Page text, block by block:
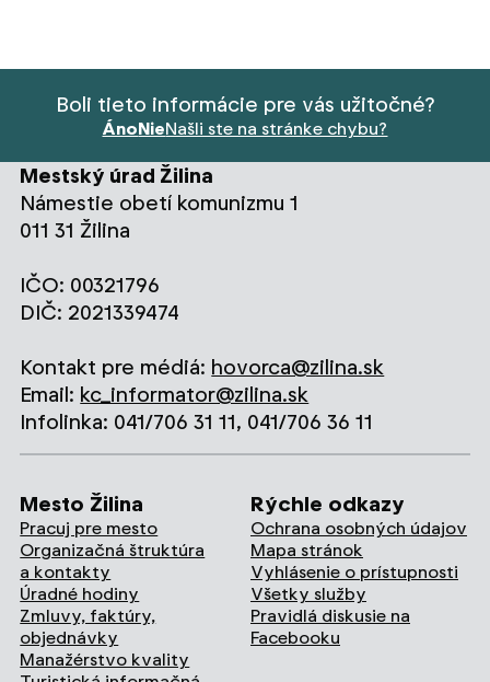
Boli tieto informácie pre vás užitočné?
ÁnoNieNašli ste na stránke chybu?
Mestský úrad Žilina
Námestie obetí komunizmu 1
011 31 Žilina
IČO: 00321796
DIČ: 2021339474
Kontakt pre médiá: hovorca@zilina.sk
Email: kc_informator@zilina.sk
Infolinka: 041/706 31 11, 041/706 36 11
Mesto Žilina
Pracuj pre mesto
Organizačná štruktúra
a kontakty
Úradné hodiny
Zmluvy, faktúry,
objednávky
Manažérstvo kvality
Rýchle odkazy
Ochrana osobných údajov
Mapa stránok
Vyhlásenie o prístupnosti
Všetky služby
Pravidlá diskusie na
Facebooku